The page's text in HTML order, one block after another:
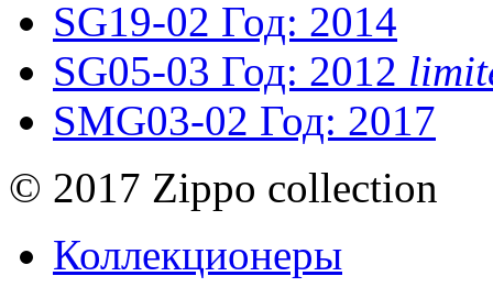
SG19-02 Год: 2014
SG05-03 Год: 2012
SMG03-02 Год: 2017
© 2017 Zippo collection
Коллекционеры